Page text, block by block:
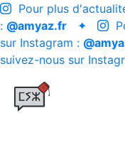
Pour plus
: @amyaz.fr ✦
sur Instagram :
suivez-nous sur